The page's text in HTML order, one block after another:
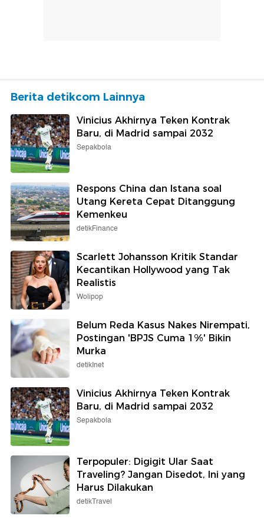
Berita detikcom Lainnya
Vinicius Akhirnya Teken Kontrak
Baru, di Madrid sampai 2032
Sepakbola
Respons China dan Istana soal
Utang Kereta Cepat Ditanggung
Kemenkeu
detikFinance
Scarlett Johansson Kritik Standar
Kecantikan Hollywood yang Tak
Realistis
Wolipop
Belum Reda Kasus Nakes Nirempati,
Postingan 'BPJS Cuma 1%' Bikin
Murka
detikInet
Vinicius Akhirnya Teken Kontrak
Baru, di Madrid sampai 2032
Sepakbola
Terpopuler: Digigit Ular Saat
Traveling? Jangan Disedot, Ini yang
Harus Dilakukan
detikTravel